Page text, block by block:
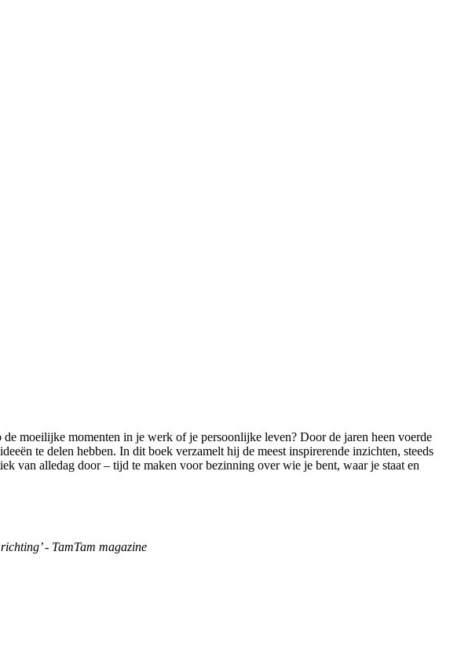
moeilijke momenten in je werk of je persoonlijke leven? Door de jaren heen voerde
te delen hebben. In dit boek verzamelt hij de meest inspirerende inzichten, steeds
van alledag door – tijd te maken voor bezinning over wie je bent, waar je staat en
- TamTam magazine